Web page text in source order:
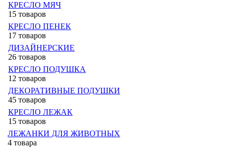
КРЕСЛО МЯЧ
15 товаров
КРЕСЛО ПЕНЕК
17 товаров
ДИЗАЙНЕРСКИЕ
26 товаров
КРЕСЛО ПОДУШКА
12 товаров
ДЕКОРАТИВНЫЕ ПОДУШКИ
45 товаров
КРЕСЛО ЛЕЖАК
15 товаров
ЛЕЖАНКИ ДЛЯ ЖИВОТНЫХ
4 товара